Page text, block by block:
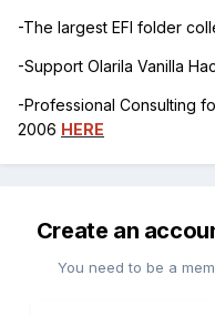
-The largest EFI folder
-Support Olarila Vanilla
-Professional Consulting
2006 HERE
Create an
You need to be a